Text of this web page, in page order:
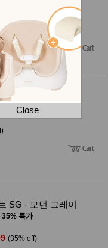
Close
특가
SG - 모던 핑크
SG - 모던 그레이
35% 특가
(35% off)